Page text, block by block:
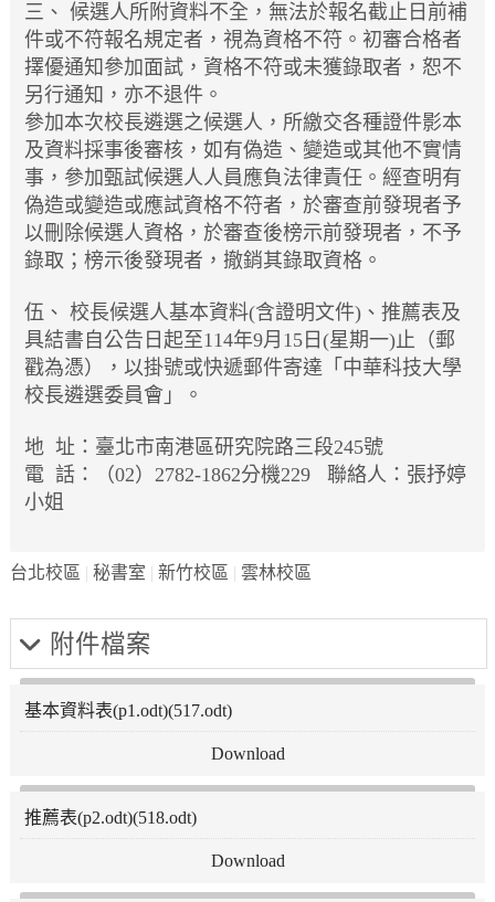
三、 候選人所附資料不全，無法於報名截止日前補
件或不符報名規定者，視為資格不符。初審合格者
擇優通知參加面試，資格不符或未獲錄取者，恕不
另行通知，亦不退件。
參加本次校長遴選之候選人，所繳交各種證件影本
及資料採事後審核，如有偽造、變造或其他不實情
事，參加甄試候選人人員應負法律責任。經查明有
偽造或變造或應試資格不符者，於審查前發現者予
以刪除候選人資格，於審查後榜示前發現者，不予
錄取；榜示後發現者，撤銷其錄取資格。
伍、 校長候選人基本資料(含證明文件)、推薦表及
具結書自公告日起至114年9月15日(星期一)止（郵
戳為憑），以掛號或快遞郵件寄達「中華科技大學
校長遴選委員會」。
地 址：臺北市南港區研究院路三段245號
電 話：（02）2782-1862分機229 聯絡人：張抒婷
小姐
台北校區 秘書室 新竹校區 雲林校區
附件檔案
基本資料表(p1.odt)(517.odt)
推薦表(p2.odt)(518.odt)